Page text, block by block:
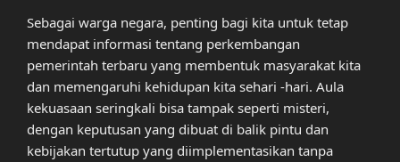
Sebagai warga negara, penting bagi kita untuk tetap
mendapat informasi tentang perkembangan
pemerintah terbaru yang membentuk masyarakat kita
dan memengaruhi kehidupan kita sehari -hari. Aula
kekuasaan seringkali bisa tampak seperti misteri,
dengan keputusan yang dibuat di balik pintu dan
kebijakan tertutup yang diimplementasikan tanpa